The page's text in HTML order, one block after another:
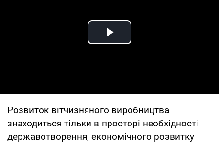
Play Video
Розвиток вітчизняного виробництва
знаходиться тільки в просторі необхідності
державотворення, економічного розвитку